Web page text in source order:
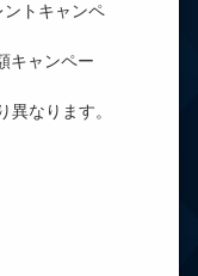
ト キャンペ
キャンペー
なります。